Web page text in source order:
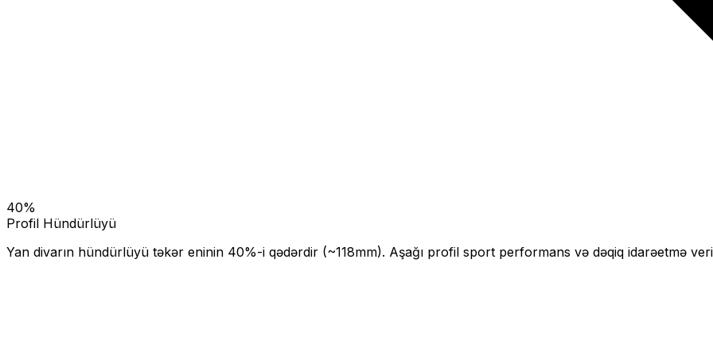
40%
Profil Hündürlüyü
Yan divarın hündürlüyü təkər eninin 40%-i qədərdir (~118mm). Aşağı profil sport performans və dəqiq idarəetmə